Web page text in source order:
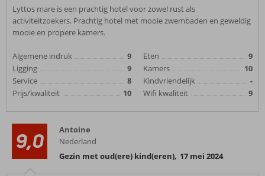
Lyttos mare is een prachtig hotel voor zowel rust als
activiteitzoekers. Prachtig hotel met mooie zwembaden en geweldig
mooie en propere kamers.
Algemene indruk
9
Ligging
9
Service
8
Prijs/kwaliteit
10
Eten
9
Kamers
10
Kindvriendelijk
-
Wifi kwaliteit
9
9,0
Antoine
Nederland
Gezin met oud(ere) kind(eren), 17 mei 2024